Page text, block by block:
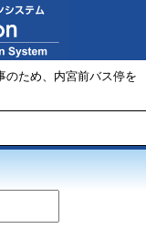
のため、内宮前バス停を